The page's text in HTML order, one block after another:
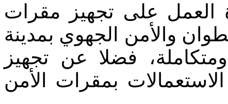
العمل على تجهيز مقرات
والأمن الجهوي بمدينة
فضلا عن تجهيز
بمقرات الأمن